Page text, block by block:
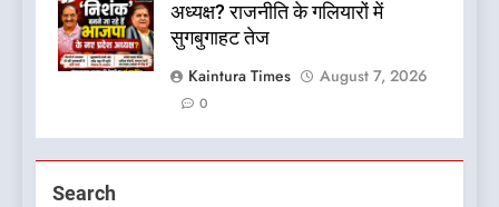
अध्यक्ष? राजनीति के गलियारों में
सुगबुगाहट तेज
Kaintura Times
August 7, 2026
0
Search